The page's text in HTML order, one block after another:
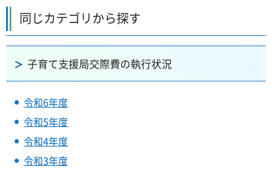
同じカテゴリから探す
子育て支援局交際費の執行状況
令和6年度
令和5年度
令和4年度
令和3年度